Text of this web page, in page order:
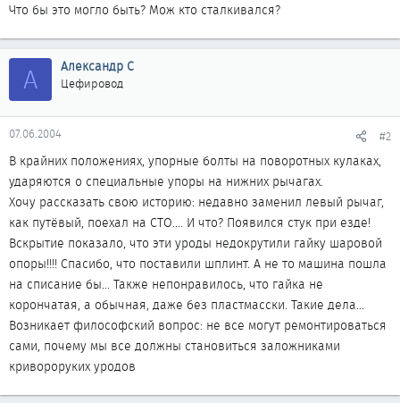
Что бы это могло быть? Мож кто сталкивался?
А Александр С
Цефировод
07.06.2004 #2
В крайних положениях, упорные болты на поворотных кулаках,
ударяются о специальные упоры на нижних рычагах.
Хочу рассказать свою историю: недавно заменил левый рычаг,
как путёвый, поехал на СТО.... И что? Появился стук при езде!
Вскрытие показало, что эти уроды недокрутили гайку шаровой
опоры!!!! Спасибо, что поставили шплинт. А не то машина пошла
на списание бы... Также непонравилось, что гайка не
корончатая, а обычная, даже без пластмасски. Такие дела...
Возникает философский вопрос: не все могут ремонтироваться
сами, почему мы все должны становиться заложниками
кривороруких уродов